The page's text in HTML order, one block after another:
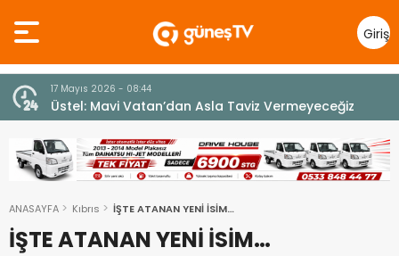
Giriş
Yap
7 Ağustos 2026 - 12:36
ÜSTEL: “ERENKÖY RUHU SONSUZA DEK YAŞAYACAK”
ANASAYFA Kıbrıs İŞTE ATANAN YENİ İSİM…
İŞTE ATANAN YENİ İSİM…